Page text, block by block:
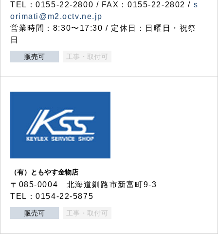
TEL：0155-22-2800 / FAX：0155-22-2802 / s
orimati@m2.octv.ne.jp
営業時間：8:30〜17:30 / 定休日：日曜日・祝祭
日
販売可 工事・取付可
（有）ともやす金物店
〒085-0004 北海道釧路市新富町9-3
TEL：0154-22-5875
販売可 工事・取付可